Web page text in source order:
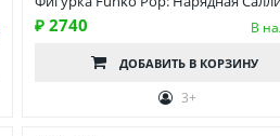
₽ 2740 В
ДОБАВИТЬ В КОРЗИНУ
3+